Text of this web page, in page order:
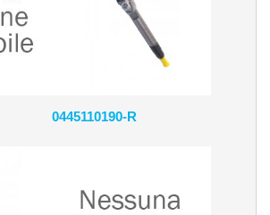
0445110190-R